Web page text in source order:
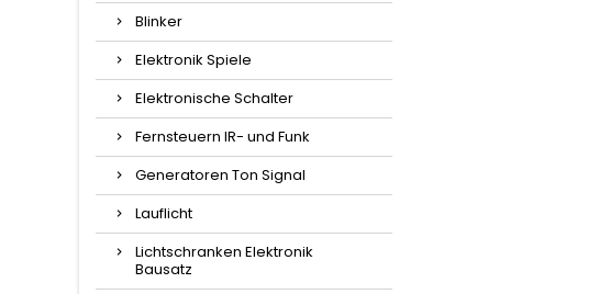
Blinker
Elektronik Spiele
Elektronische Schalter
Fernsteuern IR- und Funk
Generatoren Ton Signal
Lauflicht
Lichtschranken Elektronik
Bausatz